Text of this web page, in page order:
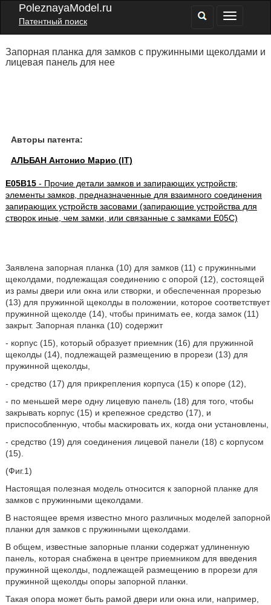
PoleznayaModel.ru
Патентный поиск
Запорная планка для замков с пружинными щеколдами и
лицевая панель для нее
Авторы патента:
АЛЬБАН Антонио Марио (IT)
E05B15- Прочие детали замков и запирающих устройств;
элементы замков, предназначенные для взаимного соединения
запирающих устройств засовами (запирающие устройства для
створок иные, чем замки, или связанные с замками E05C)
Заявлена запорная планка (10) для замков (11) с пружинными
щеколдами, подлежащая соединению с опорой (12), состоящей
из рамы двери или окна или створки, и обеспеченная прорезью
(13) для пружинной щеколды в положении, которое соответствует
пружинной щеколде (14), чтобы принимать ее, когда замок (11)
закрыт. Запорная планка (10) содержит
- корпус (15), который образует приемник (16) для пружинной
щеколды (14), подлежащей размещению в прорези (13) для
пружинной щеколды,
- средство (17) для прикрепления корпуса (15) к опоре (12),
- по меньшей мере одну лицевую панель (18) для того, чтобы
закрывать корпус (15) и крепежное средство (17), и
приспособленную, чтобы маскировать их, когда они установлены,
- средство (19) для соединения лицевой панели (18) с корпусом
(15).
(Фиг.1)
Настоящая полезная модель относится к запорной планке для
замков с пружинными щеколдами.
В настоящее время известно много различных моделей запорной
планки для замков с пружинными щеколдами.
В общем, известные запорные планки содержат удлиненную
панель, которая снабжена в центре приемником для введения
пружинной щеколды, подлежащей размещению в прорези для
пружинной щеколды опоры запорной планки.
Такая опора может быть рамой двери или окна или, например,